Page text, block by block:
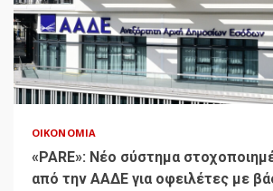
ΟΙΚΟΝΟΜΊΑ
«PARE»: Νέο σύστημα
από την ΑΑΔΕ για οφειλέτες με